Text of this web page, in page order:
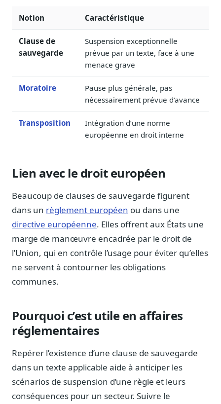
Le changelog mensuel
Ils utilisent Legiwatch
Public Sénat, ONG, cabinets
Qui sommes-nous
Méthode, valeurs et équipe
Charte IA
Fiabilité, souveraineté, sobriété
Sécurité
Hébergement européen, RGPD
Notion Caractéristique
Clause de
sauvegarde
Suspension exceptionnelle
prévue par un texte, face à une
menace grave
Moratoire
Pause plus générale, pas
nécessairement prévue d’avance
Transposition
Intégration d’une norme
européenne en droit interne
Lien avec le droit européen
Beaucoup de clauses de sauvegarde figurent
dans un règlement européen ou dans une
directive européenne. Elles offrent aux États une
marge de manœuvre encadrée par le droit de
l’Union, qui en contrôle l’usage pour éviter qu’elles
ne servent à contourner les obligations
communes.
Pourquoi c’est utile en affaires
réglementaires
Repérer l’existence d’une clause de sauvegarde
dans un texte applicable aide à anticiper les
scénarios de suspension d’une règle et leurs
conséquences pour un secteur. Suivre le